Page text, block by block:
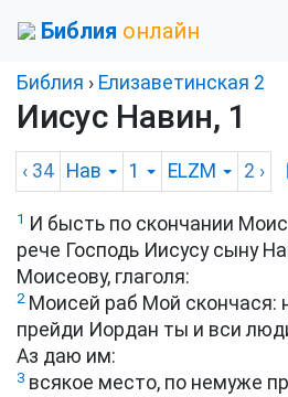
Библия онлайн
Библия › Елизаветинская 2
Иисус Навин, 1
‹ 34 Нав 1 ELZM 2 ›
1 И бысть по скончании
рече Господь Иисусу сыну
Моисеову, глаголя:
2Моисей раб Мой скончася:
прейди Иордан ты и вси
Аз даю им:
3 всякое место, по немуже